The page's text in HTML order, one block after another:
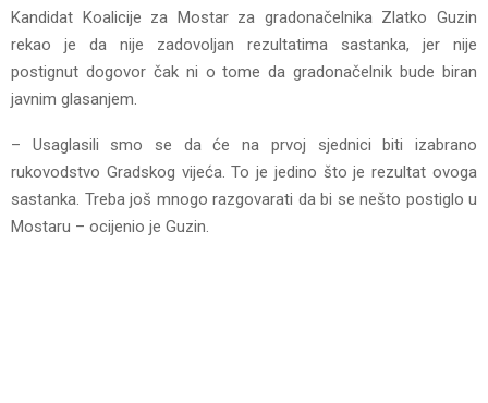
Kandidat Koalicije za Mostar za gradonačelnika Zlatko Guzin
rekao je da nije zadovoljan rezultatima sastanka, jer nije
postignut dogovor čak ni o tome da gradonačelnik bude biran
javnim glasanjem.
– Usaglasili smo se da će na prvoj sjednici biti izabrano
rukovodstvo Gradskog vijeća. To je jedino što je rezultat ovoga
sastanka. Treba još mnogo razgovarati da bi se nešto postiglo u
Mostaru – ocijenio je Guzin.